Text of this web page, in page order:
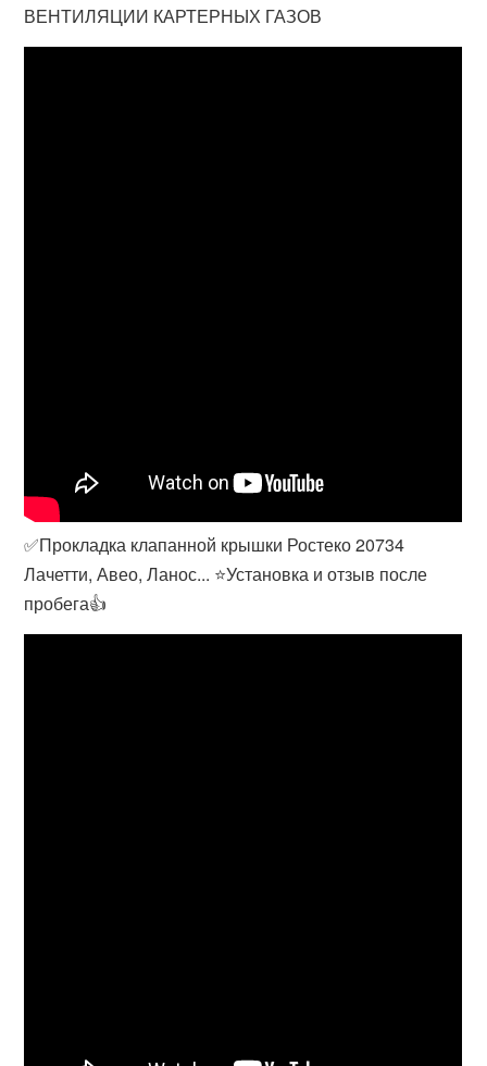
ВЕНТИЛЯЦИИ КАРТЕРНЫХ ГАЗОВ
✅Прокладка клапанной крышки Ростеко 20734
Лачетти, Авео, Ланос... ⭐Установка и отзыв после
пробега👍